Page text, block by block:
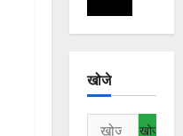
खोजे
निम्न